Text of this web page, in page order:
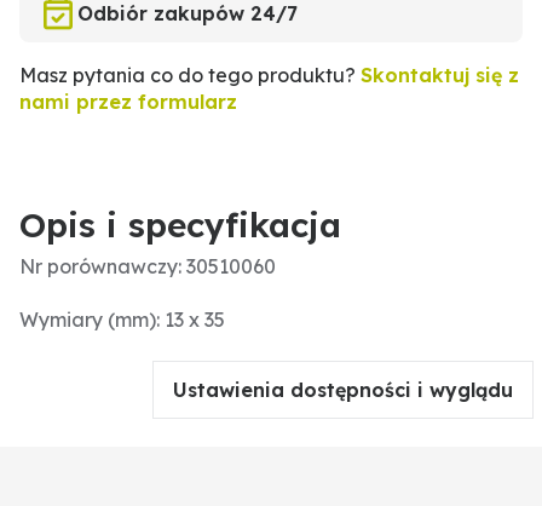
Odbiór zakupów 24/7
Masz pytania co do tego produktu? Skontaktuj się z
nami przez formularz
Opis i specyfikacja
Nr porównawczy: 30510060
Wymiary (mm): 13 x 35
Ustawienia dostępności i wyglądu